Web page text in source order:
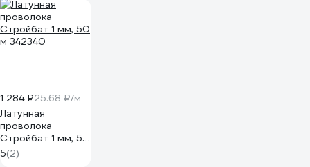
1 284 ₽25.68 ₽/м
Латунная
проволока
Стройбат 1 мм, 50
м 342340
5(2)